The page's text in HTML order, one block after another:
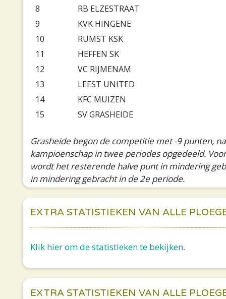
8
RB ELZESTRAAT
9
KVK HINGENE
10
RUMST KSK
11
HEFFEN SK
12
VC RIJMENAM
13
LEEST UNITED
14
KFC MUIZEN
15
SV GRASHEIDE
Grasheide begon de competitie met -9 punten,
kampioenschap in twee periodes opgedeeld.
wordt het resterende halve punt in mindering
in mindering gebracht in de 2e periode.
EXTRA STATISTIEKEN VAN ALLE
Klik hier om de statistieken te bekijken.
EXTRA STATISTIEKEN VAN ALLE